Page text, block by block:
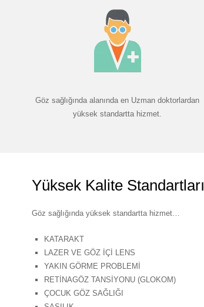
Göz sağlığında alanında en Uzman doktorlardan
yüksek standartta hizmet.
Yüksek Kalite Standartları
Göz sağlığında yüksek standartta hizmet…
KATARAKT
LAZER VE GÖZ İÇİ LENS
YAKIN GÖRME PROBLEMİ
RETİNAGÖZ TANSİYONU (GLOKOM)
ÇOCUK GÖZ SAĞLIĞI